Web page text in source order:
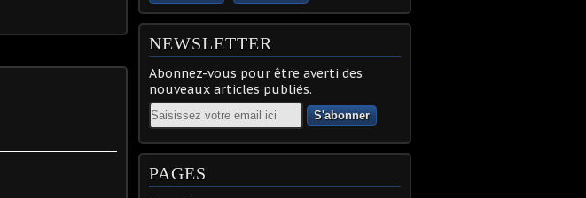
NEWSLETTER
Abonnez-vous pour être averti des
nouveaux articles publiés.
Email
PAGES